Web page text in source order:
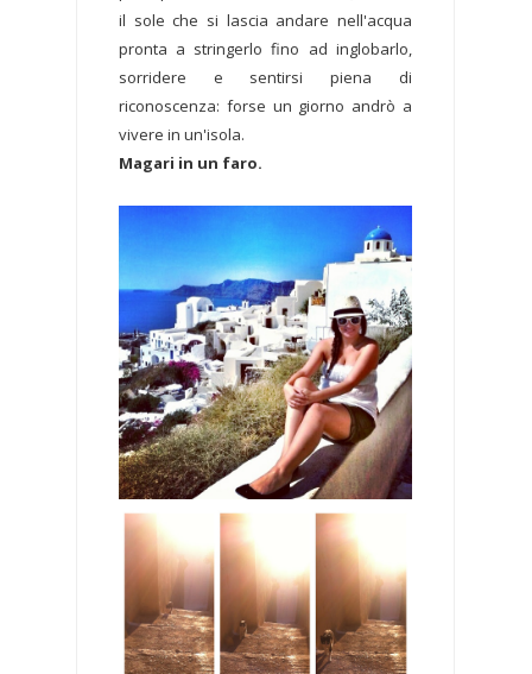
il sole che si lascia andare nell'acqua
pronta a stringerlo fino ad inglobarlo,
sorridere e sentirsi piena di
riconoscenza: forse un giorno andrò a
vivere in un'isola.
Magari in un faro.